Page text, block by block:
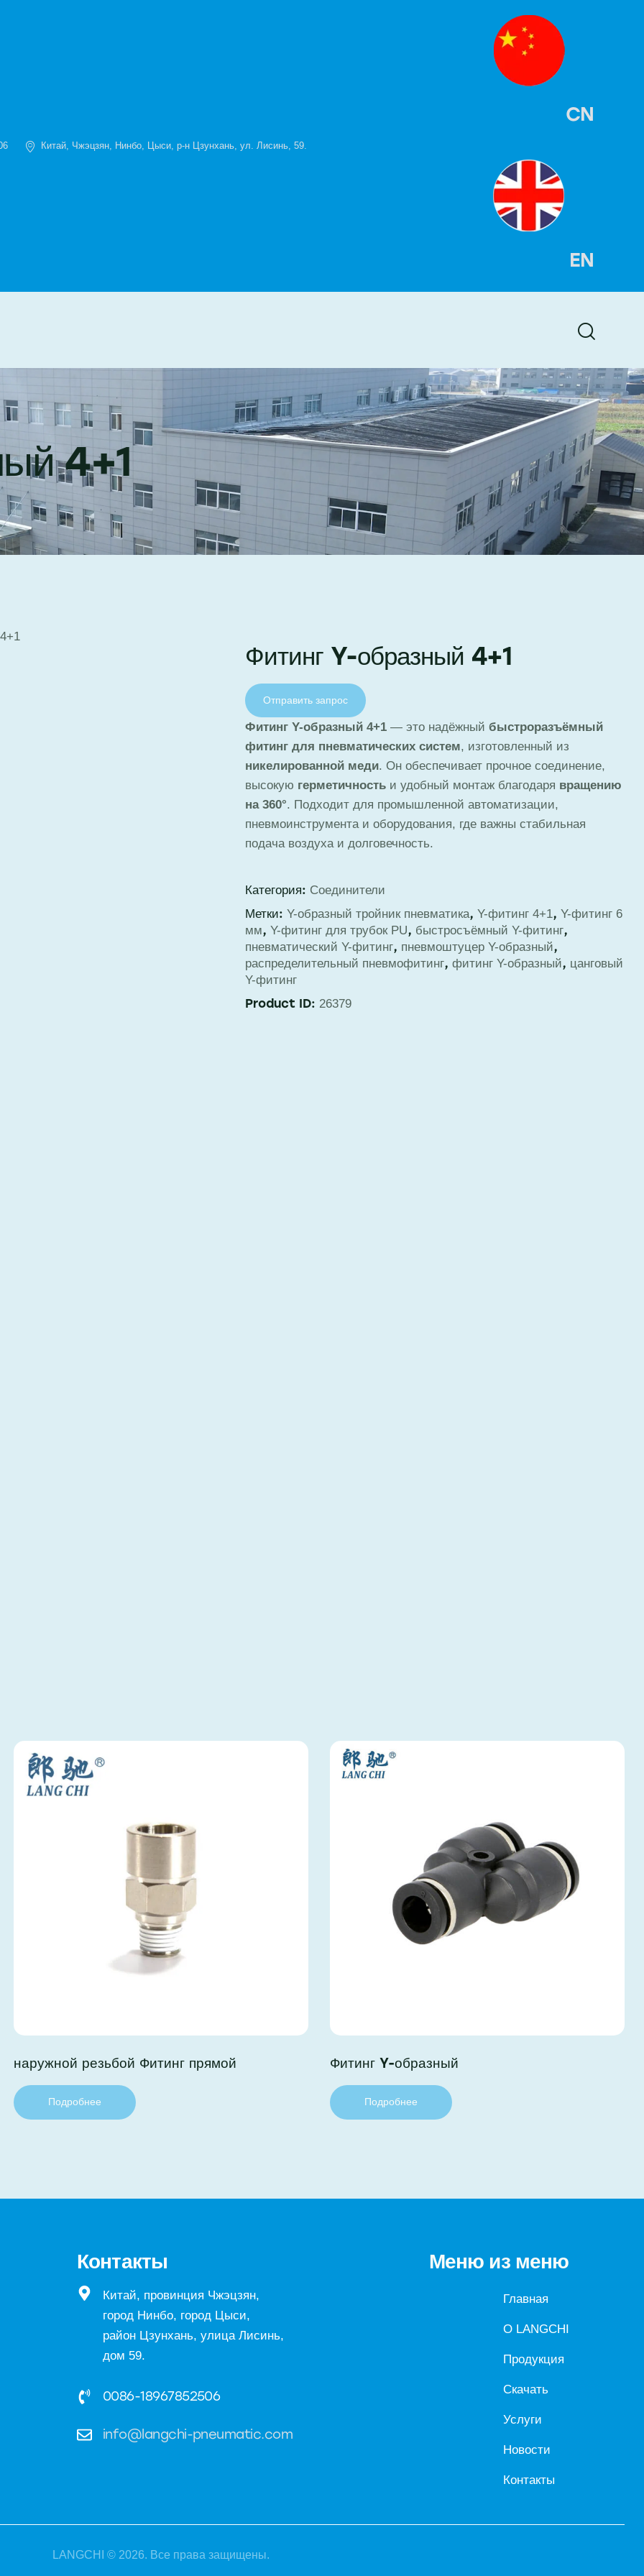
Китай, Чжэцзян, Нинбо, Цыси, р-н Цзунхань, ул. Лисинь, 59.
CN
EN
4+1
Фитинг Y-образный 4+1
Отправить запрос
Фитинг Y-образный 4+1 — это надёжныйбыстроразъёмный
фитинг для пневматических систем, изготовленный из
никелированной меди. Он обеспечивает прочное соединение,
высокую герметичность и удобный монтаж благодаря вращению
на 360°. Подходит для промышленной автоматизации,
пневмоинструмента и оборудования, где важны стабильная
подача воздуха и долговечность.
Категория: Соединители
Метки:Y-образный тройник пневматика,Y-фитинг 4+1,Y-фитинг 6
мм,Y-фитинг для трубок PU, быстросъёмный Y-фитинг,
пневматический Y-фитинг, пневмоштуцер Y-образный,
распределительный пневмофитинг,фитинг Y-образный, цанговый
Y-фитинг
Product ID: 26379
наружной резьбой Фитинг прямой
Подробнее
Фитинг Y-образный
Подробнее
Контакты
Китай, провинция Чжэцзян,
город Нинбо, город Цыси,
район Цзунхань, улица Лисинь,
дом 59.
0086-18967852506
info@langchi-pneumatic.com
Меню из меню
Главная
О LANGCHI
Продукция
Скачать
Услуги
Новости
Контакты
LANGCHI © 2026. Все права защищены.